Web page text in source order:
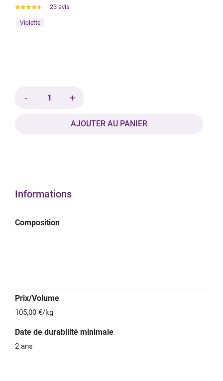
23 avis
Violette
- +
AJOUTER AU PANIER
Informations
Composition
Prix/Volume
105,00 €/kg
Date de durabilité minimale
2 ans